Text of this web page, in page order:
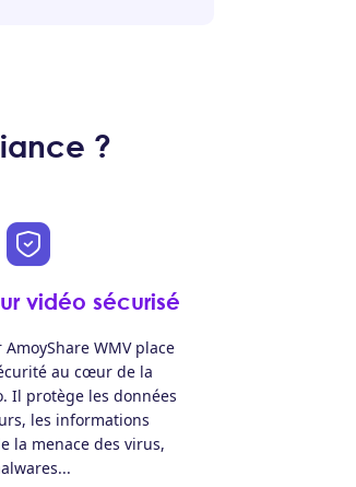
?
vidéo sécurisé
WMV place
au cœur de la
Il protège les données
les informations
la menace des virus,